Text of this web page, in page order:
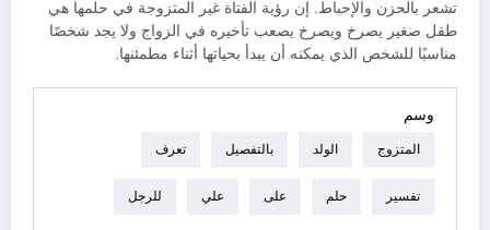
تشعر بالحزن والإحباط. إن رؤية الفتاة غير المتزوجة في حلمها هي
طفل صغير يصرخ ويصرخ يصعب تأخيره في الزواج ولا يجد شخصًا
مناسبًا للشخص الذي يمكنه أن يبدأ بحياتها أثناء مطمئنها.
وسم
المتزوج الولد بالتفصيل تعرف
تفسير حلم على علي للرجل